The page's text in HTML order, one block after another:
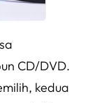
CD/DVD.
kedua